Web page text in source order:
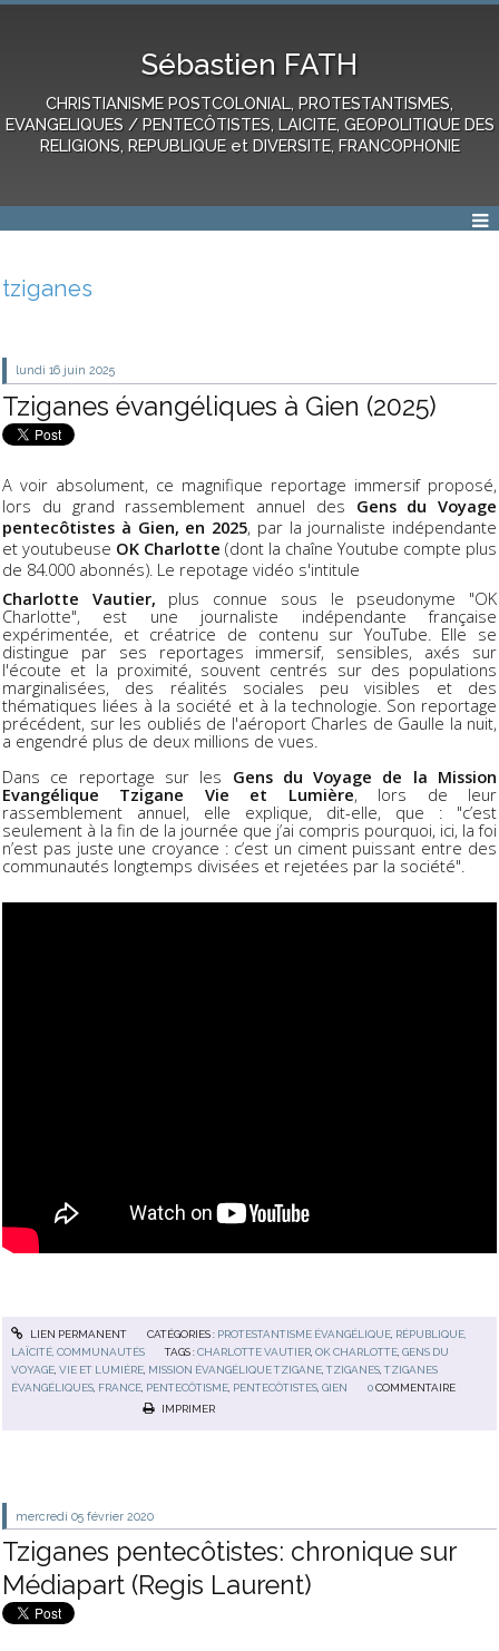
Sébastien FATH
CHRISTIANISME POSTCOLONIAL, PROTESTANTISMES,
EVANGELIQUES / PENTECÔTISTES, LAICITE, GEOPOLITIQUE DES
RELIGIONS, REPUBLIQUE et DIVERSITE, FRANCOPHONIE
tziganes
lundi 16 juin 2025
Tziganes évangéliques à Gien (2025)
A voir absolument, ce magnifique reportage immersif proposé,
lors du grand rassemblement annuel des Gens du Voyage
pentecôtistes à Gien, en 2025, par la journaliste indépendante
et youtubeuse OK Charlotte (dont la chaîne Youtube compte plus
de 84.000 abonnés). Le repotage vidéo s'intitule
Charlotte
Vautier, plus connue sous le pseudonyme
"OK
Charlotte",
est une journaliste indépendante
française
expérimentée, et créatrice de contenu sur YouTube. Elle se
distingue
par ses reportages immersif, sensibles, axés sur
l'écoute et la proximité, souvent centrés sur des populations
marginalisées,
des réalités sociales peu visibles et
des
thématiques liées à la société et à la technologie. Son reportage
précédent, sur les oubliés de l'aéroport Charles de Gaulle la nuit,
a engendré plus de deux millions de vues.
Dans ce reportage sur les Gens du Voyage de la Mission
Evangélique Tzigane Vie et Lumière, lors de leur
rassemblement annuel, elle explique, dit-elle, que : "c’est
seulement à la fin de la journée que j’ai compris pourquoi, ici, la foi
n’est pas juste une croyance : c’est un ciment puissant entre des
communautés longtemps divisées et rejetées par la société".
LIEN PERMANENT CATÉGORIES : PROTESTANTISME ÉVANGÉLIQUE, RÉPUBLIQUE,
LAÏCITÉ, COMMUNAUTÉS
TAGS :CHARLOTTE VAUTIER ,OK CHARLOTTE ,GENS DU
VOYAGE ,VIE ET LUMIÈRE MISSION ÉVANGÉLIQUE TZIGANE ,TZIGANES ,TZIGANES
ÉVANGÉLIQUES FRANCE PENTECÔTISME PENTECÔTISTES ,GIEN 0 COMMENTAIRE
IMPRIMER
mercredi 05 février 2020
Tziganes pentecôtistes: chronique sur
Médiapart (Regis Laurent)